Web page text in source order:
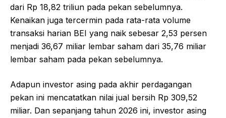
dari Rp 18,82 triliun pada pekan sebelumnya.
Kenaikan juga tercermin pada rata-rata volume
transaksi harian BEI yang naik sebesar 2,53 persen
menjadi 36,67 miliar lembar saham dari 35,76 miliar
lembar saham pada pekan sebelumnya.
Adapun investor asing pada akhir perdagangan
pekan ini mencatatkan nilai jual bersih Rp 309,52
miliar. Dan sepanjang tahun 2026 ini, investor asing